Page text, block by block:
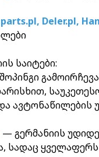
Deler.pl,
საიტები:
ავტონაწილების
— გერმანიის
სადაც ყველაფერს